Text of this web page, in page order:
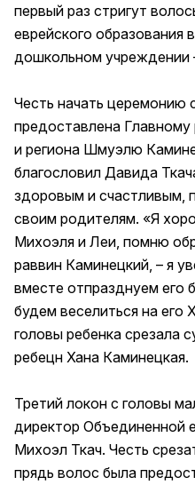
первый раз стригут
еврейского
дошкольном учреждении
Честь начать церемонию
предоставлена
и региона Шмуэлю
благословил Давида
здоровым и счастливым,
своим родителям. «Я
Михоэля и Леи, помню
раввин Каминецкий, – я
вместе отпразднуем его
будем веселиться на его
головы ребенка срезала
ребецн Хана Каминецкая.
Третий локон с головы
директор Объединенной
Михоэл Ткач. Честь
прядь волос была